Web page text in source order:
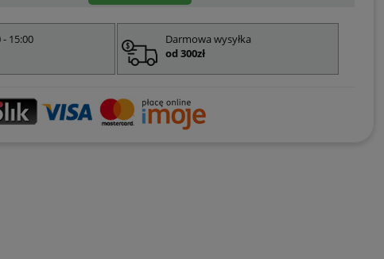
15:00
Darmowa wysyłka
od 300zł